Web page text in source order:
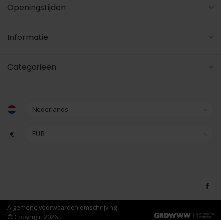
Openingstijden
Informatie
Categorieën
€
Algemene voorwaarden omschrijving
© Copyright 2026